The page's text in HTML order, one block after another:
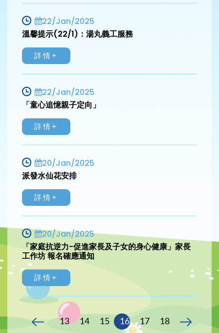
22/Jan/2025
溫馨提示(22/1)：湯丸義工服務
詳情+
22/Jan/2025
「童心追憶親子定向」
詳情+
20/Jan/2025
派發水仙花安排
詳情+
20/Jan/2025
「家庭抗逆力-促進家長及子女的身心健康」家長
工作坊 報名確應通知
詳情+
13 14 15 16 17 18